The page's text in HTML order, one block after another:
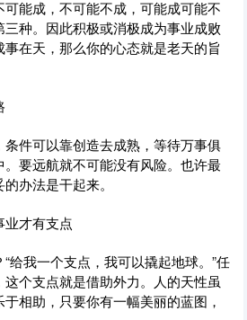
能成，不可能不成，可能成可能不
种。因此积极或消极成为事业成败
在天，那么你的心态就是老天的旨
件可以靠创造去成熟，等待万事俱
要远航就不可能没有风险。也许最
办法是干起来。
业才有支点
给我一个支点，我可以撬起地球。”任
个支点就是借助外力。人的天性虽
相助，只要你有一幅美丽的蓝图，